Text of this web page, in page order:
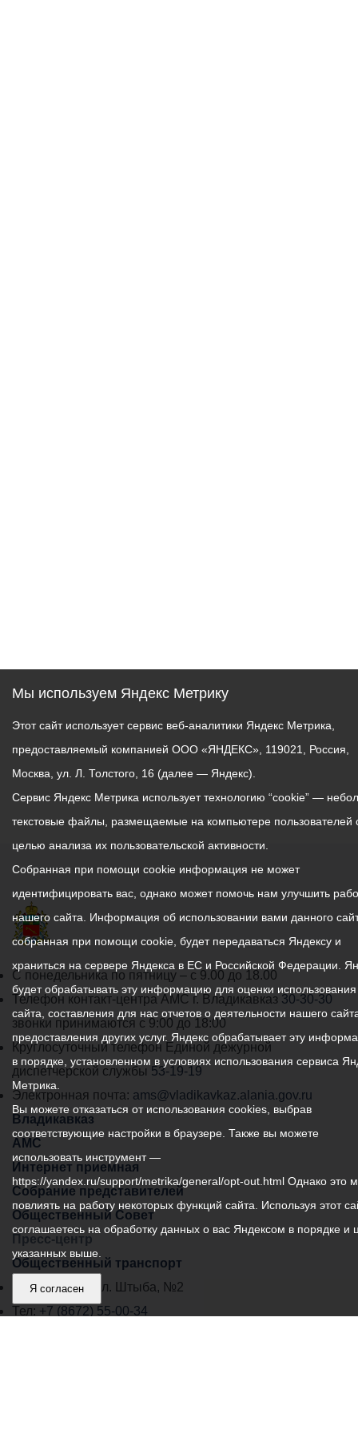
График
работы
администрации
местного
самоуправления
города
Владикавказ:
С понедельника по пятницу – с 9.00 до 18.00
Телефон контакт-центра АМС г. Владикавказ 30-30-30
звонки принимаются с 9:00 до 18:00
Круглосуточный телефон Единой дежурной
диспетчерской службы 53-19-19
Электронная почта: ams@vladikavkaz.alania.gov.ru
Владикавказ
АМС
Интернет приемная
Собрание представителей
Общественный Совет
Пресс-центр
Общественный транспорт
Владикавказ, пл. Штыба, №2
Тел: +7 (8672) 55-00-34
Мы используем Яндекс Метрику
Этот сайт использует сервис веб-аналитики Яндекс Метрика,
предоставляемый компанией ООО «ЯНДЕКС», 119021, Россия,
Москва, ул. Л. Толстого, 16 (далее — Яндекс).
Сервис Яндекс Метрика использует технологию “cookie” —
текстовые файлы, размещаемые на компьютере пользователей
целью анализа их пользовательской активности.
Собранная при помощи cookie информация не может
идентифицировать вас, однако может помочь нам улучшить
нашего сайта. Информация об использовании вами данного
собранная при помощи cookie, будет передаваться Яндексу и
храниться на сервере Яндекса в ЕС и Российской Федерации.
будет обрабатывать эту информацию для оценки
сайта, составления для нас отчетов о деятельности нашего
предоставления других услуг. Яндекс обрабатывает эту
в порядке, установленном в условиях использования сервиса
Метрика.
Вы можете отказаться от использования cookies, выбрав
соответствующие настройки в браузере. Также вы можете
использовать инструмент —
https://yandex.ru/support/metrika/general/opt-out.html Однако это
повлиять на работу некоторых функций сайта. Используя этот
соглашаетесь на обработку данных о вас Яндексом в порядке и
указанных выше.
Я согласен